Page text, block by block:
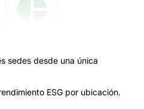
sedes desde una única
ESG por ubicación.